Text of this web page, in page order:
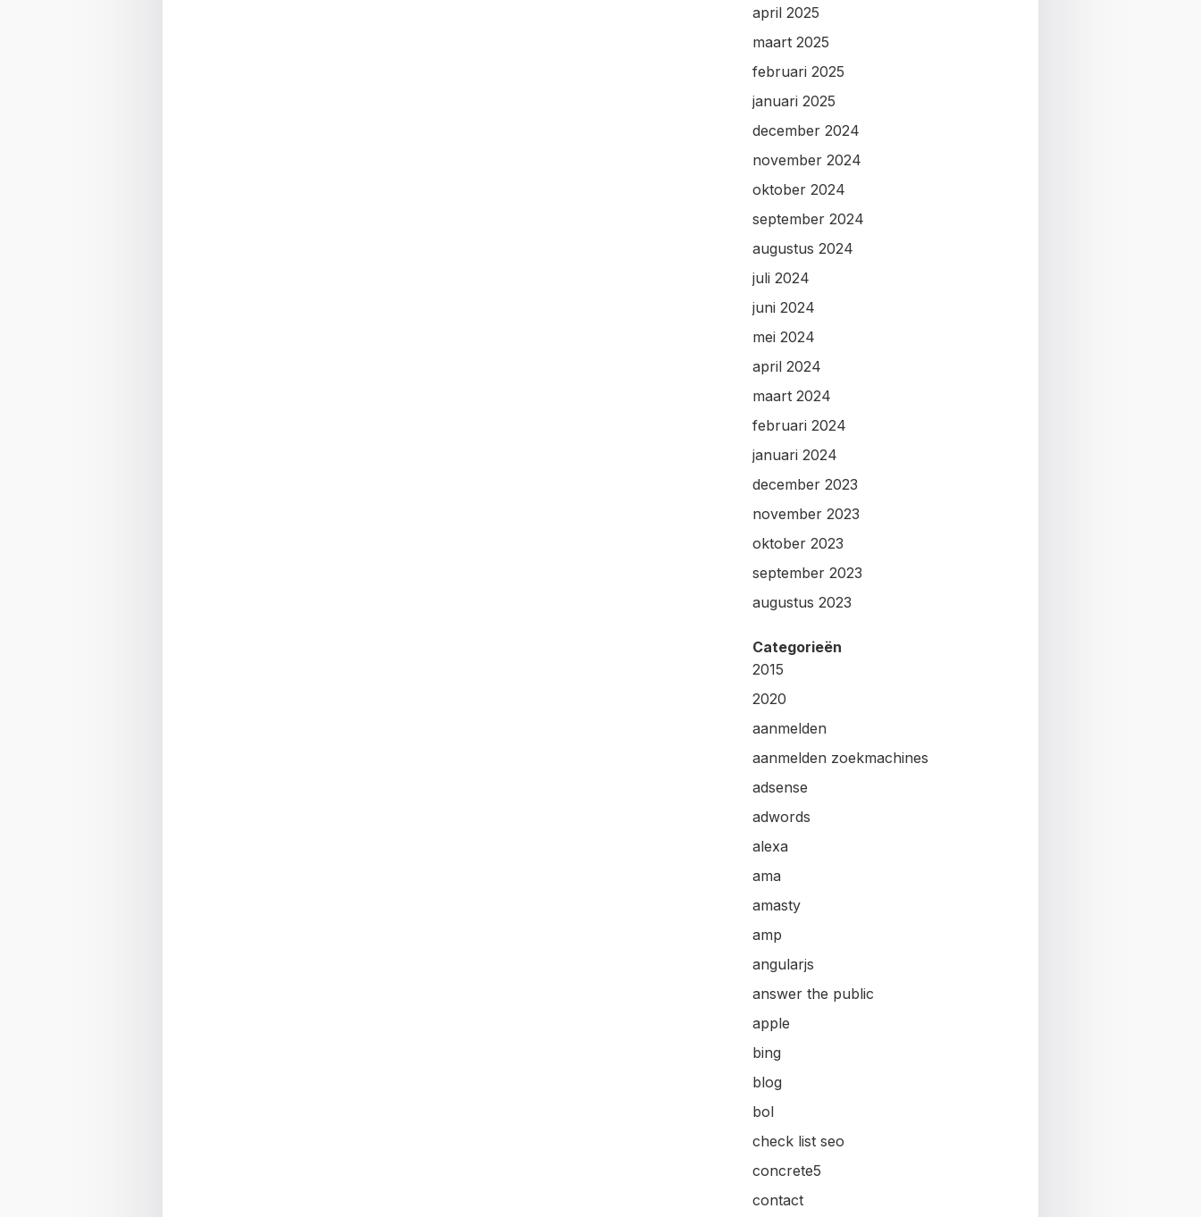
april 2025
maart 2025
februari 2025
januari 2025
december 2024
november 2024
oktober 2024
september 2024
augustus 2024
juli 2024
juni 2024
mei 2024
april 2024
maart 2024
februari 2024
januari 2024
december 2023
november 2023
oktober 2023
september 2023
augustus 2023
Categorieën
2015
2020
aanmelden
aanmelden zoekmachines
adsense
adwords
alexa
ama
amasty
amp
angularjs
answer the public
apple
bing
blog
bol
check list seo
concrete5
contact